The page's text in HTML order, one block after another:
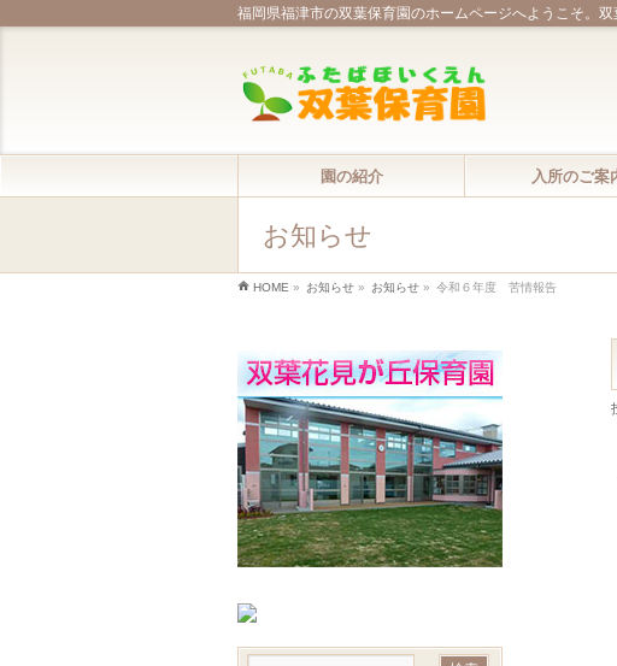
福岡県福津市の双葉保育園のホームページへようこそ。
園の紹介 入所のご案
お知らせ
HOME » お知らせ » お知らせ » 令和６年度 苦情報告